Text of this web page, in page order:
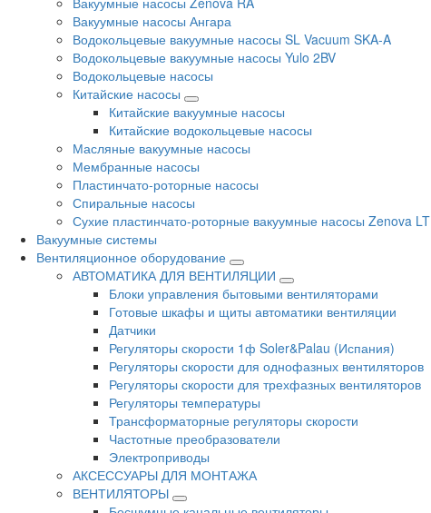
Вакуумные насосы Ангара
Водокольцевые вакуумные насосы SL Vacuum SKA-A
Водокольцевые вакуумные насосы Yulo 2BV
Водокольцевые насосы
Китайские насосы
Китайские вакуумные насосы
Китайские водокольцевые насосы
Масляные вакуумные насосы
Мембранные насосы
Пластинчато-роторные насосы
Спиральные насосы
Сухие пластинчато-роторные вакуумные насосы Zenova LT
Вакуумные системы
Вентиляционное оборудование
АВТОМАТИКА ДЛЯ ВЕНТИЛЯЦИИ
Блоки управления бытовыми вентиляторами
Готовые шкафы и щиты автоматики вентиляции
Датчики
Регуляторы скорости 1ф Soler&Palau (Испания)
Регуляторы скорости для однофазных вентиляторов
Регуляторы скорости для трехфазных вентиляторов
Регуляторы температуры
Трансформаторные регуляторы скорости
Частотные преобразователи
Электроприводы
АКСЕССУАРЫ ДЛЯ МОНТАЖА
ВЕНТИЛЯТОРЫ